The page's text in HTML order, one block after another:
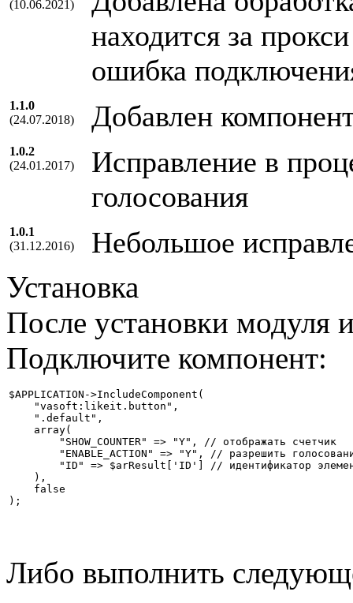
(10.06.2021)
находится за
ошибка
1.1.0
(24.07.2018)
Добавлен
1.0.2
(24.01.2017)
Исправление в
голосования
1.0.1
(31.12.2016)
Небольшое
Установка
После установки модуля
Подключите компонент:
$APPLICATION->IncludeComponent(
"vasoft:likeit.button",
".default",
array(
"SHOW_COUNTER" => "Y", // отображать счетчик
"ENABLE_ACTION" => "Y", // разрешить
"ID" => $arResult['ID'] // идентификатор
),
false
);
Либо выполнить